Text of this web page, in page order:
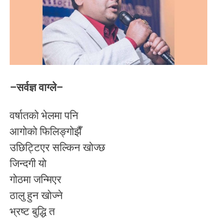
–सर्वज्ञ वाग्ले–
वर्षातको भेलमा पनि
आगोको फिलिङ्गोझैँ
उछिट्टिएर सल्किन खोज्छ
जिन्दगी यो
गोठमा जन्मिएर
ठालु हुन खोज्ने
भ्रष्ट बुद्धि त